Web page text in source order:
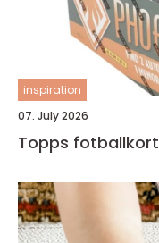
inspiration
07. July 2026
Topps fotballkort